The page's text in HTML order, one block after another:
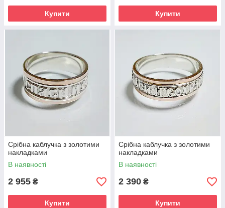
Купити Купити
Срібна каблучка з золотими
накладками
В наявності
2 955 ₴
Купити
Срібна каблучка з золотими
накладками
В наявності
2 390 ₴
Купити